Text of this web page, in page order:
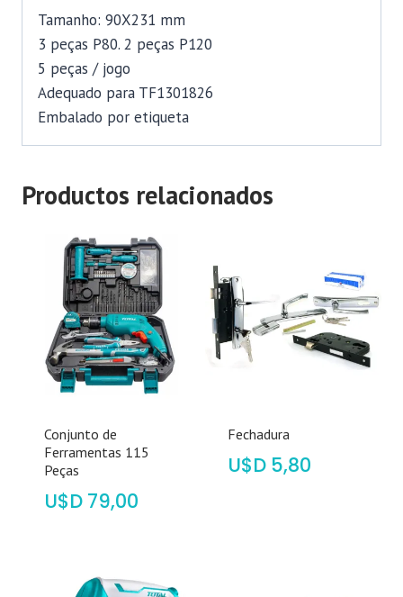
Tamanho: 90X231 mm
3 peças P80. 2 peças P120
5 peças / jogo
Adequado para TF1301826
Embalado por etiqueta
Productos relacionados
Conjunto de
Ferramentas 115
Peças
$ 79,00
Fechadura
$ 5,80